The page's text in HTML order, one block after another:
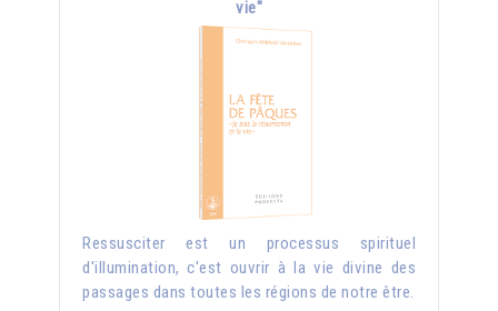
vie"
Ressusciter est un processus spirituel
d'illumination, c'est ouvrir à la vie divine des
passages dans toutes les régions de notre être.